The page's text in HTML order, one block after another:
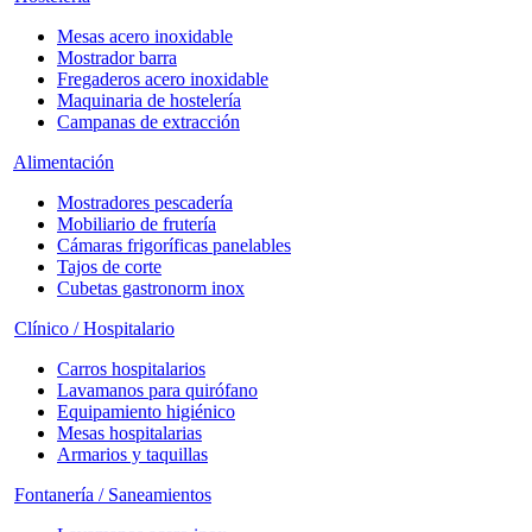
Mesas acero inoxidable
Mostrador barra
Fregaderos acero inoxidable
Maquinaria de hostelería
Campanas de extracción
Alimentación
Mostradores pescadería
Mobiliario de frutería
Cámaras frigoríficas panelables
Tajos de corte
Cubetas gastronorm inox
Clínico / Hospitalario
Carros hospitalarios
Lavamanos para quirófano
Equipamiento higiénico
Mesas hospitalarias
Armarios y taquillas
Fontanería / Saneamientos